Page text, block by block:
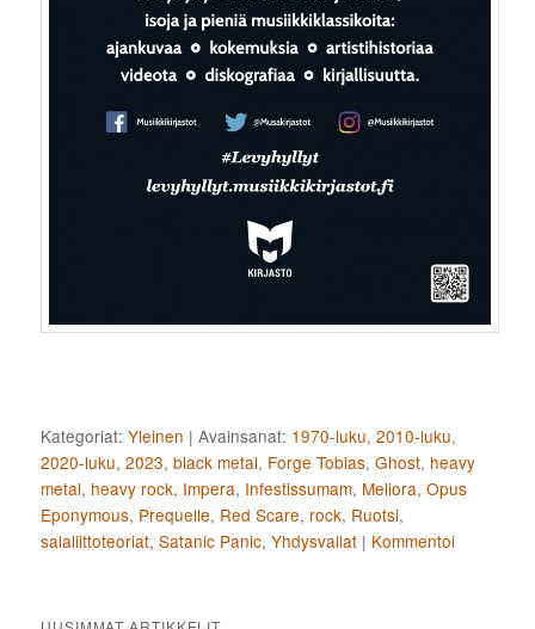
Kategoriat: Yleinen |Avainsanat: 1970-luku,2010-luku,
2020-luku,2023,black metal, Forge Tobias,Ghost, heavy
metal, heavy rock, Impera, Infestissumam, Meliora,Opus
Eponymous, Prequelle, Red Scare, rock, Ruotsi,
salaliittoteoriat,Satanic Panic,Yhdysvallat | Kommentoi